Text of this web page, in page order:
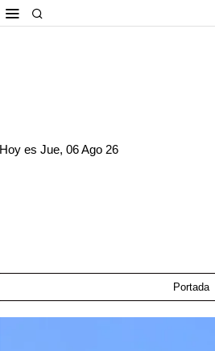
Hoy esJue, 06 Ago 26
Portada